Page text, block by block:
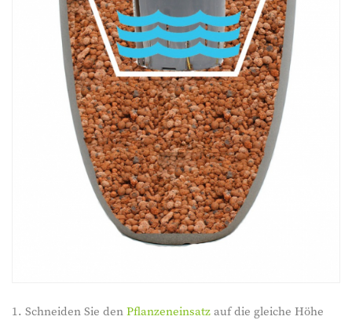
Schneiden Sie denPflanzeneinsatzauf die gleiche Höhe